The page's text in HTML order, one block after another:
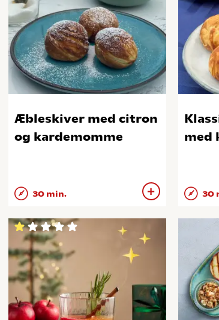
Æbleskiver med citron
og kardemomme
30 min.
med
30